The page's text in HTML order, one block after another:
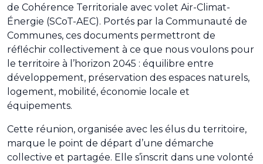
de Cohérence Territoriale avec volet Air-Climat-
Énergie (SCoT-AEC). Portés par la Communauté de
Communes, ces documents permettront de
réfléchir collectivement à ce que nous voulons pour
le territoire à l’horizon 2045 : équilibre entre
développement, préservation des espaces naturels,
logement, mobilité, économie locale et
équipements.
Cette réunion, organisée avec les élus du territoire,
marque le point de départ d’une démarche
collective et partagée. Elle s’inscrit dans une volonté